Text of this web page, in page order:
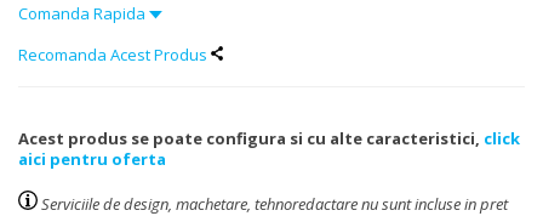
Comanda Rapida
Recomanda Acest Produs
Acest produs se poate configura si cu alte caracteristici, click
aici pentru oferta
Serviciile de design, machetare, tehnoredactare nu sunt incluse in pret